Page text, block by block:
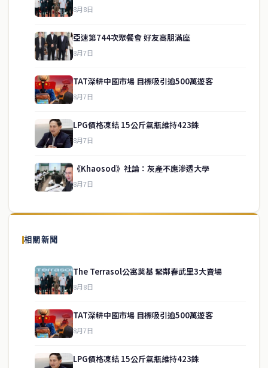
8月8日
亞速第744次聚餐會 好友高朋滿座
8月7日
TAT深耕中國市場 目標吸引逾500萬遊客
8月7日
LPG價格凍結 15公斤氣瓶維持423銖
8月7日
《Khaosod》社論：灰產不應滲透大學
8月7日
相關新聞
The Terrasol公寓奠基 緊鄰春武里3大賣場
8月8日
TAT深耕中國市場 目標吸引逾500萬遊客
8月7日
LPG價格凍結 15公斤氣瓶維持423銖
關於我們
泰國中文新聞（TCN）是一家總部設於曼谷的中文新聞媒體，致力於
供即時、客觀、多元的中文新聞內容。
房地產
service@thaichinesenews.com